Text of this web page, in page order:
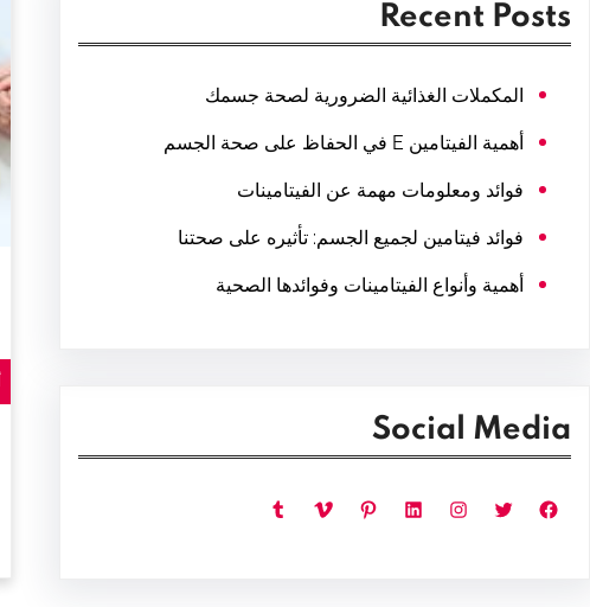
Recent Posts
المكملات الغذائية الضرورية لصحة جسمك
أهمية الفيتامين E في الحفاظ على صحة الجسم
فوائد ومعلومات مهمة عن الفيتامينات
فوائد فيتامين لجميع الجسم: تأثيره على صحتنا
أهمية وأنواع الفيتامينات وفوائدها الصحية
Social Media
فيسبوك تويتر إنستجرام لينكد إن بينتريست فيميو تمبلر